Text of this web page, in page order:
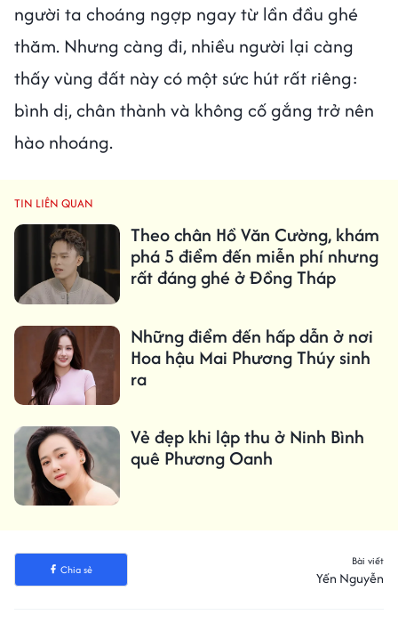
người ta choáng ngợp ngay từ lần đầu ghé
thăm. Nhưng càng đi, nhiều người lại càng
thấy vùng đất này có một sức hút rất riêng:
bình dị, chân thành và không cố gắng trở nên
hào nhoáng.
TIN LIÊN QUAN
Theo chân Hồ Văn Cường, khám
phá 5 điểm đến miễn phí nhưng
rất đáng ghé ở Đồng Tháp
Những điểm đến hấp dẫn ở nơi
Hoa hậu Mai Phương Thúy sinh
ra
Vẻ đẹp khi lập thu ở Ninh Bình
quê Phương Oanh
Chia sẻ
Bài viết
Yến Nguyễn